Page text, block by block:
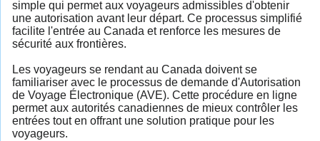
simple qui permet aux voyageurs admissibles d'obtenir
une autorisation avant leur départ. Ce processus simplifié
facilite l'entrée au Canada et renforce les mesures de
sécurité aux frontières.
Les voyageurs se rendant au Canada doivent se
familiariser avec le processus de demande d'Autorisation
de Voyage Électronique (AVE). Cette procédure en ligne
permet aux autorités canadiennes de mieux contrôler les
entrées tout en offrant une solution pratique pour les
voyageurs.